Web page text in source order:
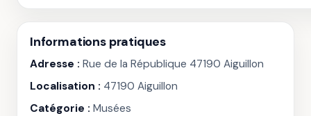
Informations pratiques
Adresse : Rue de la République 47190 Aiguillon
Localisation : 47190 Aiguillon
Catégorie : Musées